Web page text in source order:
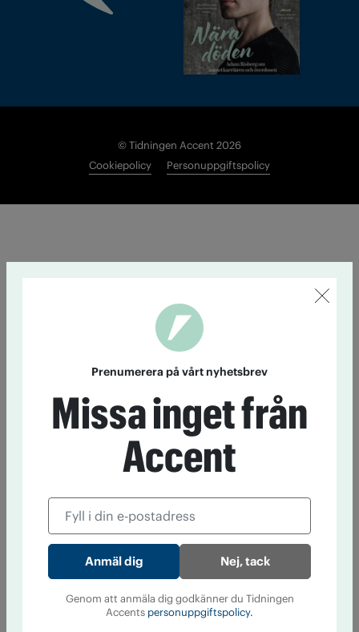
© Tidningen Accent 2026
Cookiepolicy
Personuppgiftspolicy
Prenumerera på vårt nyhetsbrev
Missa inget från
Accent
Nej, tack
Genom att anmäla dig godkänner du Tidningen
Accents personuppgiftspolicy.